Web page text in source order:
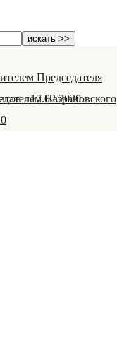
Председателя
-17.02.2020
Назрановского